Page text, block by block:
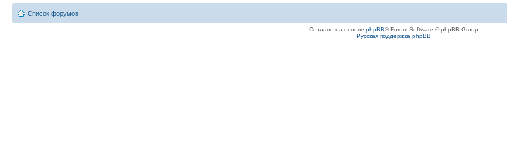
Список форумов
Создано на основе phpBB® Forum Software © phpBB Group
Русская поддержка phpBB